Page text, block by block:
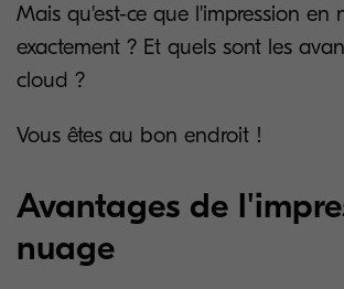
Mais qu'est-ce que l'impression en
exactement ? Et quels sont les
cloud ?
Vous êtes au bon endroit !
Avantages de
nuage